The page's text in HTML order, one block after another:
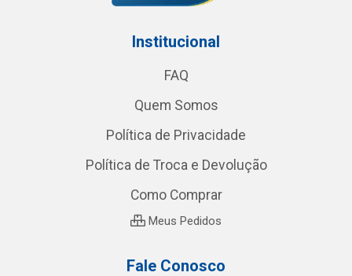
Institucional
FAQ
Quem Somos
Política de Privacidade
Política de Troca e Devolução
Como Comprar
Meus Pedidos
Fale Conosco